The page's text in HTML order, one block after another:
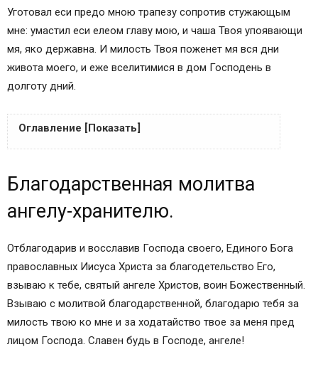
Уготовал еси предо мною трапезу сопротив стужающым
мне: умастил еси елеом главу мою, и чаша Твоя упоявающи
мя, яко державна. И милость Твоя поженет мя вся дни
живота моего, и еже вселитимися в дом Господень в
долготу дний.
Оглавление [Показать]
Молитва благодарственная, святого Иоанна
болезни.
Причащении.
Благодарение за всякое благодеяние Божие.
Иные популярные молитвы:
Почему нужно благодарить Бога
Благодарственная молитва святителя Иоанна
Златоуста:
Благодарственная молитва
ангелу-хранителю.
Отблагодарив и восславив Господа своего, Единого Бога
православных Иисуса Христа за благодетельство Его,
взываю к тебе, святый ангеле Христов, воин Божественный.
Взываю с молитвой благодарственной, благодарю тебя за
милость твою ко мне и за ходатайство твое за меня пред
лицом Господа. Славен будь в Господе, ангеле!